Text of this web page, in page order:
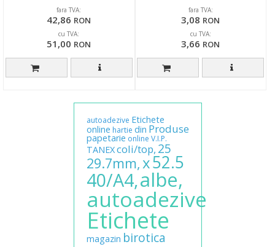
fara TVA:
42,86 RON
cu TVA:
51,00 RON
fara TVA:
3,08 RON
cu TVA:
3,66 RON
autoadezive Etichete
online hartie din Produse
papetarie online V.I.P.
TANEXcoli/top, 25
29.7mm,x52.5
40/A4,albe,
autoadezive
Etichete
magazin birotica